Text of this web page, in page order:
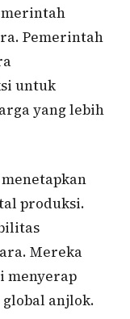
Pemerintah
untuk
yang lebih
menetapkan
produksi.
Mereka
menyerap
anjlok.